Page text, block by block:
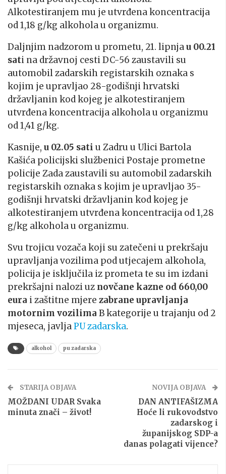
Alkotestiranjem mu je utvrđena koncentracija
od 1,18 g/kg alkohola u organizmu.
Daljnjim nadzorom u prometu, 21. lipnjau 00.21
sati na državnoj cesti DC-56 zaustavili su
automobil zadarskih registarskih oznaka s
kojim je upravljao 28-godišnji hrvatski
državljanin kod kojeg je alkotestiranjem
utvrđena koncentracija alkohola u organizmu
od 1,41 g/kg.
Kasnije, u 02.05 sati u Zadru u Ulici Bartola
Kašića policijski službenici Postaje prometne
policije Zada zaustavili su automobil zadarskih
registarskih oznaka s kojim je upravljao 35-
godišnji hrvatski državljanin kod kojeg je
alkotestiranjem utvrđena koncentracija od 1,28
g/kg alkohola u organizmu.
Svu trojicu vozača koji su zatečeni u prekršaju
upravljanja vozilima pod utjecajem alkohola,
policija je isključila iz prometa te su im izdani
prekršajni nalozi uz novčane kazne od 660,00
eura i zaštitne mjere zabrane upravljanja
motornim vozilima B kategorije u trajanju od 2
mjeseca, javljaPU zadarska.
alkohol pu zadarska
STARIJA OBJAVA
MOŽDANI UDAR Svaka
minuta znači – život!
NOVIJA OBJAVA
DAN ANTIFAŠIZMA
Hoće li rukovodstvo
zadarskog i
županijskog SDP-a
danas polagati vijence?